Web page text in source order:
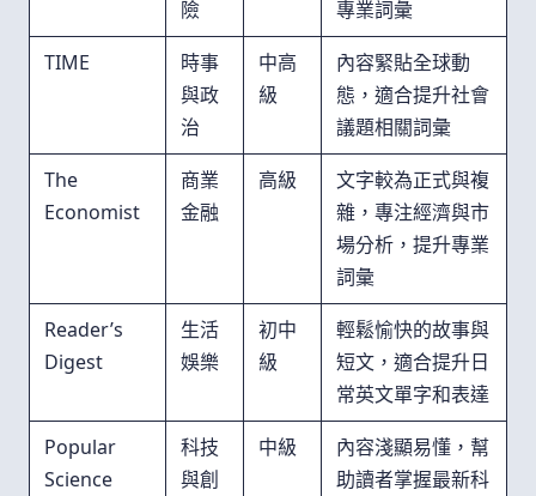
險
專業詞彙
TIME
時事
與政
治
中高
級
內容緊貼全球動
態，適合提升社會
議題相關詞彙
The
Economist
商業
金融
高級
文字較為正式與複
雜，專注經濟與市
場分析，提升專業
詞彙
Reader’s
Digest
生活
娛樂
初中
級
輕鬆愉快的故事與
短文，適合提升日
常英文單字和表達
Popular
Science
科技
與創
中級
內容淺顯易懂，幫
助讀者掌握最新科